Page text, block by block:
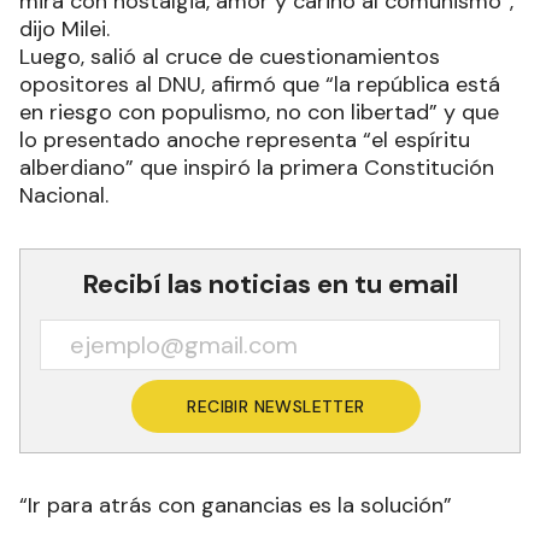
dijo Milei.
Luego, salió al cruce de cuestionamientos
opositores al DNU, afirmó que “la república está
en riesgo con populismo, no con libertad” y que
lo presentado anoche representa “el espíritu
alberdiano” que inspiró la primera Constitución
Nacional.
Recibí las noticias en tu email
RECIBIR NEWSLETTER
“Ir para atrás con ganancias es la solución”